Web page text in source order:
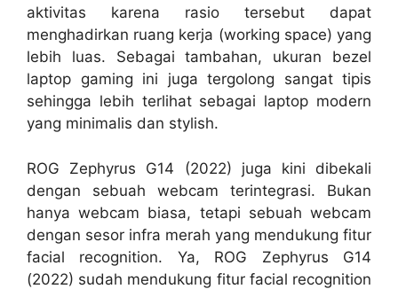
aktivitas karena rasio tersebut dapat
menghadirkan ruang kerja (working space) yang
lebih luas. Sebagai tambahan, ukuran bezel
laptop gaming ini juga tergolong sangat tipis
sehingga lebih terlihat sebagai laptop modern
yang minimalis dan stylish.
ROG Zephyrus G14 (2022) juga kini dibekali
dengan sebuah webcam terintegrasi. Bukan
hanya webcam biasa, tetapi sebuah webcam
dengan sesor infra merah yang mendukung fitur
facial recognition. Ya, ROG Zephyrus G14
(2022) sudah mendukung fitur facial recognition